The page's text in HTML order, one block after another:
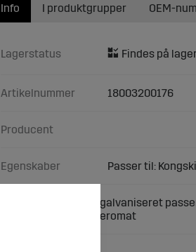
Info
Lagerstatus
Artikelnummer 18003200176
Producent
Egenskaber Passer til:
Sekskantskrue M12 galvaniseret
Typer:Centra 2000Aeromat
I produktgrupper OEM-